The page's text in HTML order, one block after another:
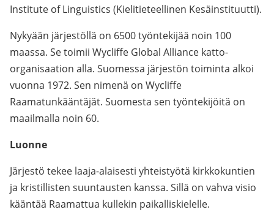
Institute of Linguistics (Kielitieteellinen Kesäinstituutti).
Nykyään järjestöllä on 6500 työntekijää noin 100
maassa. Se toimii Wycliffe Global Alliance katto-
organisaation alla. Suomessa järjestön toiminta alkoi
vuonna 1972. Sen nimenä on Wycliffe
Raamatunkääntäjät. Suomesta sen työntekijöitä on
maailmalla noin 60.
Luonne
Järjestö tekee laaja-alaisesti yhteistyötä kirkkokuntien
ja kristillisten suuntausten kanssa. Sillä on vahva visio
kääntää Raamattua kullekin paikalliskielelle.